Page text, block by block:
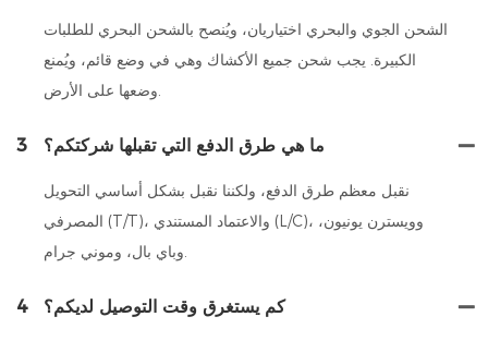
الشحن الجوي والبحري اختياريان، ويُنصح بالشحن البحري للطلبات
الكبيرة. يجب شحن جميع الأكشاك وهي في وضع قائم، ويُمنع
وضعها على الأرض.
3 ما هي طرق الدفع التي تقبلها شركتكم؟
نقبل معظم طرق الدفع، ولكننا نقبل بشكل أساسي التحويل
المصرفي (T/T)، والاعتماد المستندي (L/C)، وويسترن يونيون،
وباي بال، وموني جرام.
4 كم يستغرق وقت التوصيل لديكم؟